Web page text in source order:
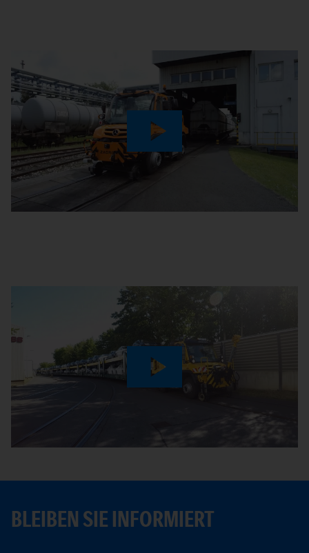
Play
Play
BLEIBEN SIE INFORMIERT